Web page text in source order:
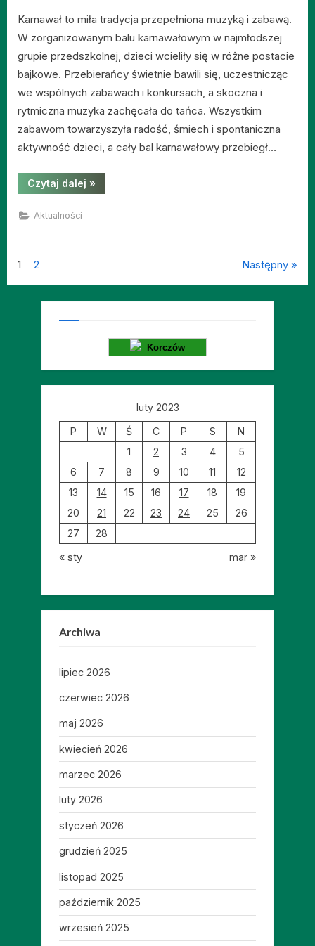
Karnawał to miła tradycja przepełniona muzyką i zabawą.
W zorganizowanym balu karnawałowym w najmłodszej
grupie przedszkolnej, dzieci wcieliły się w różne postacie
bajkowe. Przebierańcy świetnie bawili się, uczestnicząc
we wspólnych zabawach i konkursach, a skoczna i
rytmiczna muzyka zachęcała do tańca. Wszystkim
zabawom towarzyszyła radość, śmiech i spontaniczna
aktywność dzieci, a cały bal karnawałowy przebiegł…
Czytaj dalej “Bal
karnawałowy”
»
Aktualności
Stronicowanie
wpisów
1 2 Następny
Korczów
luty 2023
P W Ś C P S
N
1
2 3 4
5
6
7 8 9 10 11
12
13
14 15 16 17 18
19
20
21 22 23 24 25
26
27
28
« sty mar »
Archiwa
lipiec 2026
czerwiec 2026
maj 2026
kwiecień 2026
marzec 2026
luty 2026
styczeń 2026
grudzień 2025
listopad 2025
październik 2025
wrzesień 2025